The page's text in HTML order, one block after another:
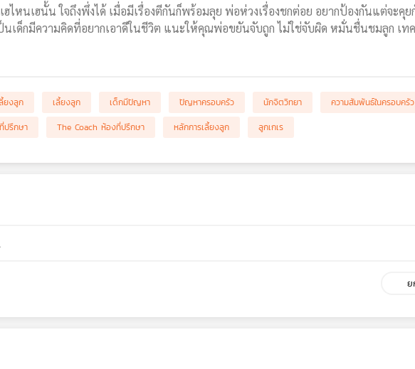
ฮไหนเฮนั้น ใจถึงพึ่งได้ เมื่อมีเรื่องตีกันก็พร้อมลุย พ่อห่วงเรื่องชกต่อย อยากป้องกันแต่จะคุย
เด็กมีความคิดที่อยากเอาดีในชีวิต แนะให้คุณพ่อขยันจับถูก ไม่ใช่จับผิด หมั่นชื่นชมลูก เท
ยงลูก เลี้ยงลูก เด็กมีปัญหา ปัญหาครอบครัว นักจิตวิทยา ความสัมพันธ์ในครอบครัว
ปรึกษา The Coach ห้องที่ปรึกษา หลักการเลี้ยงลูก ลูกเกเร
ย